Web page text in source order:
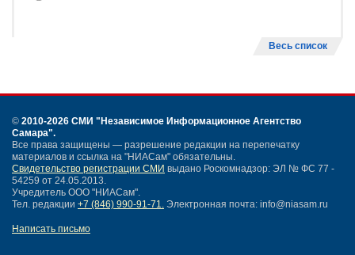
Весь список
© 2010-2026 СМИ "Независимое Информационное Агентство
Самара".
Все права защищены — разрешение редакции на перепечатку
материалов и ссылка на "НИАСам" обязательны.
Свидетельство регистрации СМИ выдано Роскомнадзор: ЭЛ № ФС 77 -
54259 от 24.05.2013.
Учредитель ООО "НИАСам".
Тел. редакции +7 (846) 990-91-71. Электронная почта: info@niasam.ru
Написать письмо